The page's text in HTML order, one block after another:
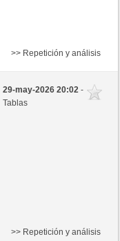
>> Repetición y análisis
29-may-2026 20:02-
Tablas
>> Repetición y análisis